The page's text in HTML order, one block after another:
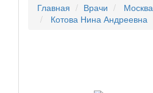
Главная Врачи Москва
Котова Нина Андреевна